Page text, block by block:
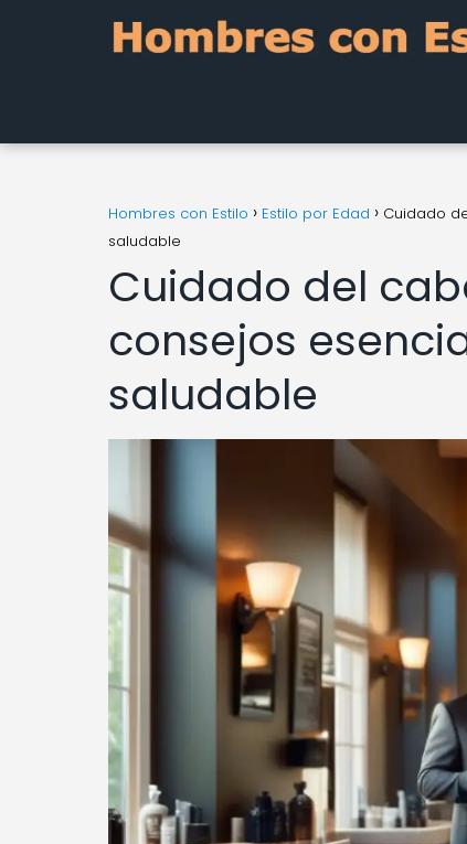
Hombres con Estilo Estilo por Edad
Cuidado
saludable
Cuidado del
consejos
saludable